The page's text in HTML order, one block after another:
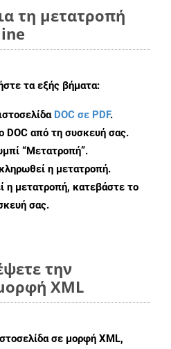
τη μετατροπή
τα εξής βήματα:
DOC σε PDF.
DOC από τη συσκευή σας.
“Μετατροπή”.
η μετατροπή.
η μετατροπή, κατεβάστε το
σας.
την
XML
σε μορφή XML,